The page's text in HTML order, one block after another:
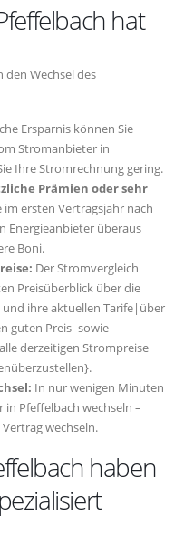
hat
den Wechsel des
Ersparnis können Sie
Stromanbieter in
Ihre Stromrechnung gering.
Prämien oder sehr
im ersten Vertragsjahr nach
Energieanbieter überaus
Boni.
Der Stromvergleich
Preisüberblick über die
und ihre aktuellen Tarife|über
guten Preis- sowie
derzeitigen Strompreise
In nur wenigen Minuten
Pfeffelbach wechseln –
wechseln.
haben